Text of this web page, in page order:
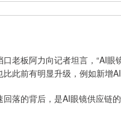
板阿力向记者坦言，“AI眼
此前有明显升级，例如新增AI
的背后，是AI眼镜供应链的